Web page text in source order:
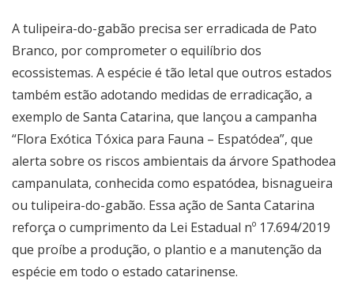
A tulipeira-do-gabão precisa ser erradicada de Pato
Branco, por comprometer o equilíbrio dos
ecossistemas. A espécie é tão letal que outros estados
também estão adotando medidas de erradicação, a
exemplo de Santa Catarina, que lançou a campanha
“Flora Exótica Tóxica para Fauna – Espatódea”, que
alerta sobre os riscos ambientais da árvore Spathodea
campanulata, conhecida como espatódea, bisnagueira
ou tulipeira-do-gabão. Essa ação de Santa Catarina
reforça o cumprimento da Lei Estadual nº 17.694/2019
que proíbe a produção, o plantio e a manutenção da
espécie em todo o estado catarinense.